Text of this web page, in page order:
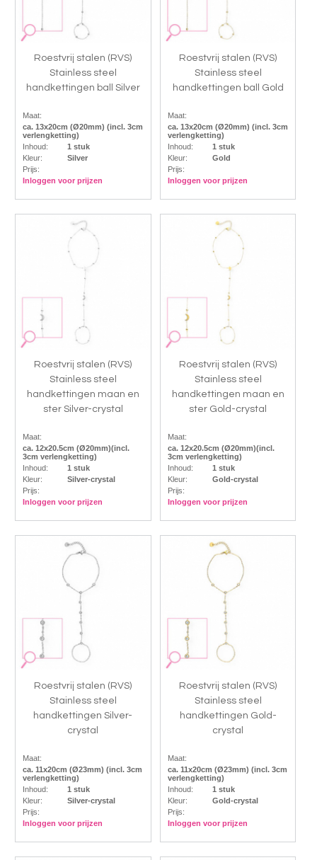
Roestvrij stalen (RVS)
Stainless steel
handkettingen ball Silver
Maat:
ca. 13x20cm (Ø20mm) (incl. 3cm
verlengketting)
Inhoud:
1 stuk
Kleur:
Silver
Prijs:
Inloggen voor prijzen
Roestvrij stalen (RVS)
Stainless steel
handkettingen ball Gold
Maat:
ca. 13x20cm (Ø20mm) (incl. 3cm
verlengketting)
Inhoud:
1 stuk
Kleur:
Gold
Prijs:
Inloggen voor prijzen
Roestvrij stalen (RVS)
Stainless steel
handkettingen maan en
ster Silver-crystal
Maat:
ca. 12x20.5cm (Ø20mm)(incl.
3cm verlengketting)
Inhoud:
1 stuk
Kleur:
Silver-crystal
Prijs:
Inloggen voor prijzen
Roestvrij stalen (RVS)
Stainless steel
handkettingen maan en
ster Gold-crystal
Maat:
ca. 12x20.5cm (Ø20mm)(incl.
3cm verlengketting)
Inhoud:
1 stuk
Kleur:
Gold-crystal
Prijs:
Inloggen voor prijzen
Roestvrij stalen (RVS)
Stainless steel
handkettingen Silver-
crystal
Maat:
ca. 11x20cm (Ø23mm) (incl. 3cm
verlengketting)
Inhoud:
1 stuk
Kleur:
Silver-crystal
Prijs:
Inloggen voor prijzen
Roestvrij stalen (RVS)
Stainless steel
handkettingen Gold-
crystal
Maat:
ca. 11x20cm (Ø23mm) (incl. 3cm
verlengketting)
Inhoud:
1 stuk
Kleur:
Gold-crystal
Prijs:
Inloggen voor prijzen